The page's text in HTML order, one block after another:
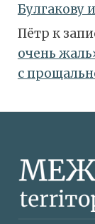
Булгакову
Пётр к
очень
с